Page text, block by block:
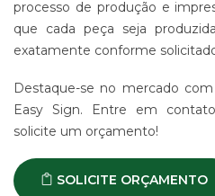
processo de produção e
que cada peça seja
exatamente conforme
Destaque-se no mercado
Easy Sign. Entre em
solicite um orçamento!
SOLICITE ORÇAMENTO